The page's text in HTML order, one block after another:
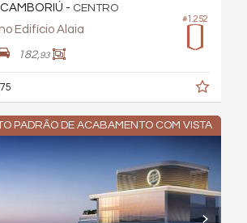
#1.252
- CENTRO
Edifício Alaia
182,93
75
PADRÃO DE ACABAMENTO COM VISTA